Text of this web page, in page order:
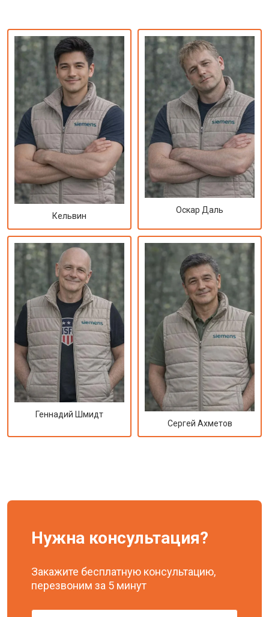
Кельвин
Оскар Даль
Геннадий Шмидт
Сергей Ахметов
Нужна консультация?
Закажите бесплатную консультацию,
перезвоним за 5 минут